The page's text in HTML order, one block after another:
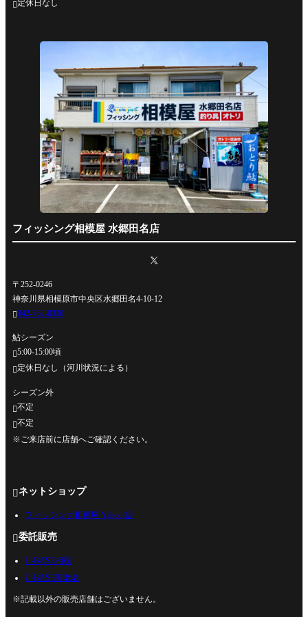
定休日なし
フィッシング相模屋 水郷田名店
〒252-0246
神奈川県相模原市中央区水郷田名4-10-12
042-762-0330
鮎シーズン
5:00-15:00頃
定休日なし（河川状況による）
シーズン外
不定
不定
※ご来店前に店舗へご確認ください。
ネットショップ
フィッシング相模屋 Yahoo!店
委託販売
U-BASE相模
U-BASE海老名
※記載以外の販売店舗はございません。